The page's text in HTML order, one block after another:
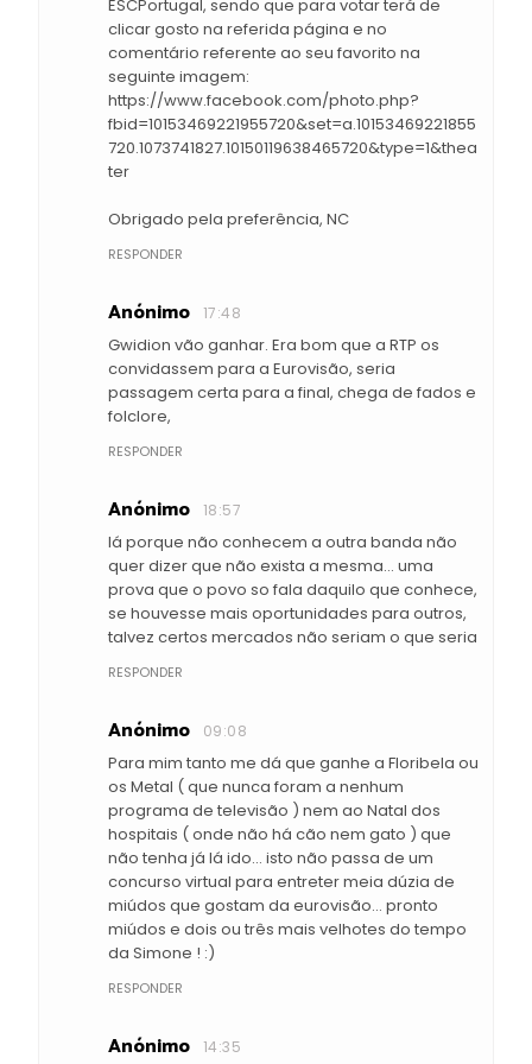
ESCPortugal, sendo que para votar terá de
clicar gosto na referida página e no
comentário referente ao seu favorito na
seguinte imagem:
https://www.facebook.com/photo.php?
fbid=10153469221955720&set=a.10153469221855
720.1073741827.10150119638465720&type=1&thea
ter
Obrigado pela preferência, NC
RESPONDER
Anónimo 17:48
Gwidion vão ganhar. Era bom que a RTP os
convidassem para a Eurovisão, seria
passagem certa para a final, chega de fados e
folclore,
RESPONDER
Anónimo 18:57
lá porque não conhecem a outra banda não
quer dizer que não exista a mesma... uma
prova que o povo so fala daquilo que conhece,
se houvesse mais oportunidades para outros,
talvez certos mercados não seriam o que seria
RESPONDER
Anónimo 09:08
Para mim tanto me dá que ganhe a Floribela ou
os Metal ( que nunca foram a nenhum
programa de televisão ) nem ao Natal dos
hospitais ( onde não há cão nem gato ) que
não tenha já lá ido... isto não passa de um
concurso virtual para entreter meia dúzia de
miúdos que gostam da eurovisão... pronto
miúdos e dois ou três mais velhotes do tempo
da Simone ! :)
RESPONDER
Anónimo 14:35